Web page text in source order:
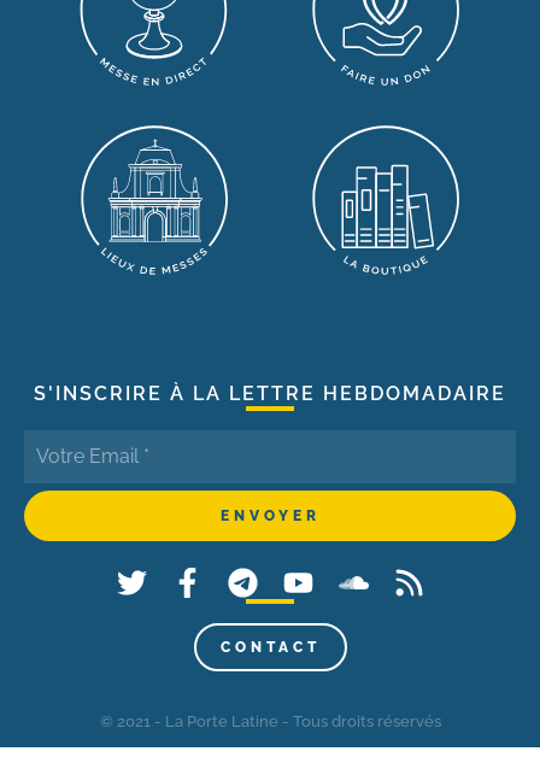
S'INSCRIRE À LA LETTRE HEBDOMADAIRE
CONTACT
© 2021 - La Porte Latine - Tous droits réservés